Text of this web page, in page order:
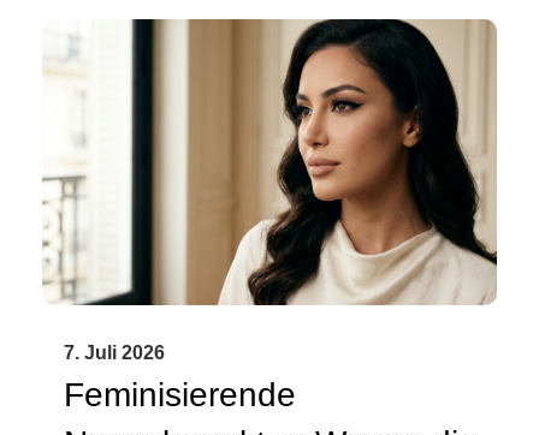
7. Juli 2026
Feminisierende